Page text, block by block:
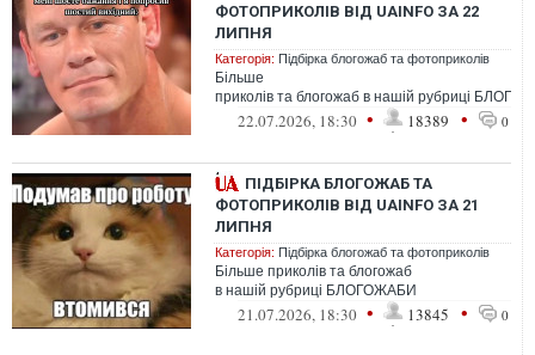
ФОТОПРИКОЛІВ ВІД UAINFO ЗА 22
ЛИПНЯ
Категорія: Підбірка блогожаб та фотоприколів
Більше
приколів та блогожаб в нашій рубриці
22.07.2026, 18:30 • 18389 • 0
ПІДБІРКА БЛОГОЖАБ ТА
ФОТОПРИКОЛІВ ВІД UAINFO ЗА 21
ЛИПНЯ
Категорія: Підбірка блогожаб та фотоприколів
Більше приколів та блогожаб
в нашій рубриці БЛОГОЖАБИ
21.07.2026, 18:30 • 13845 • 0